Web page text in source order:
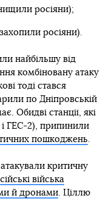
росіяни);
росіяни).
найбільшу від
комбіновану атаку
тоді стався
по Дніпровській
Обидві станції, які
і ГЕС-2), припинили
пошкоджень.
критичну
війська
й дронами. Ціллю